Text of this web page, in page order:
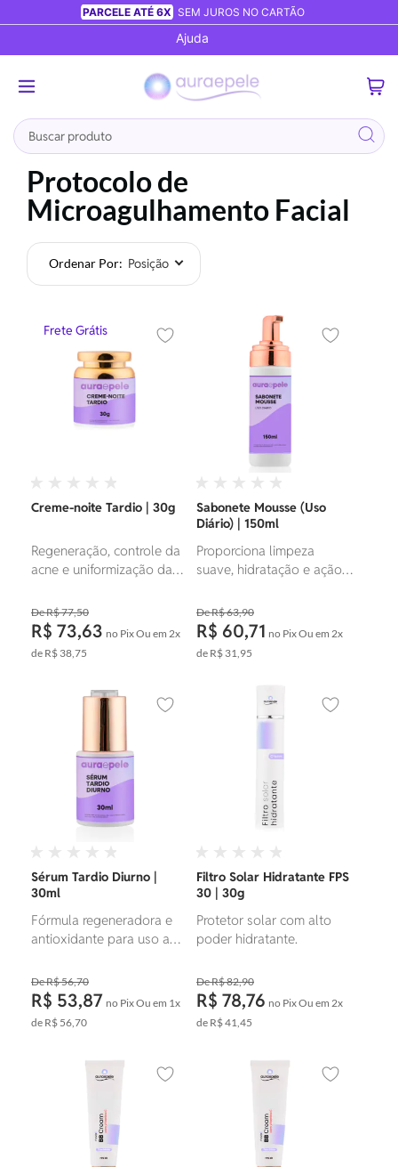
PARCELE ATÉ 6X SEM JUROS NO CARTÃO
Ajuda
Busca
Protocolo de
Microagulhamento Facial
Foram
encontrados:
produtos
Ordenar Por
Frete Grátis
Creme-noite Tardio | 30g
Regeneração, controle da
acne e uniformização da
partir do 7º dia pós-
microagulhamento, auxilia
na renovação celular,
reduz inflamações e
Adicionar aos favoritos
R$ 77,50
R$ 73,63 no PixOu em 2x
de R$ 38,75
Sabonete Mousse (Uso
Diário) | 150ml
Proporciona limpeza
suave, hidratação e ação
reequilibra a pele.
Adicionar
R$ 63,90
R$ 60,71 no PixOu em 2x
de R$ 31,95
Sérum Tardio Diurno |
30ml
Fórmula regeneradora e
antioxidante para uso a
microagulhamento. Para
auxiliar no tratamento e
manchas da acne,
uniformiza a pele,
renovação celular.
Adicionar aos favoritos
R$ 56,70
R$ 53,87 no PixOu em 1x
de R$ 56,70
Filtro Solar Hidratante FPS
30 | 30g
Protetor solar com alto
poder hidratante.
Adicionar
R$ 82,90
R$ 78,76 no PixOu em 2x
de R$ 41,45
Adicionar aos favoritos Adicionar